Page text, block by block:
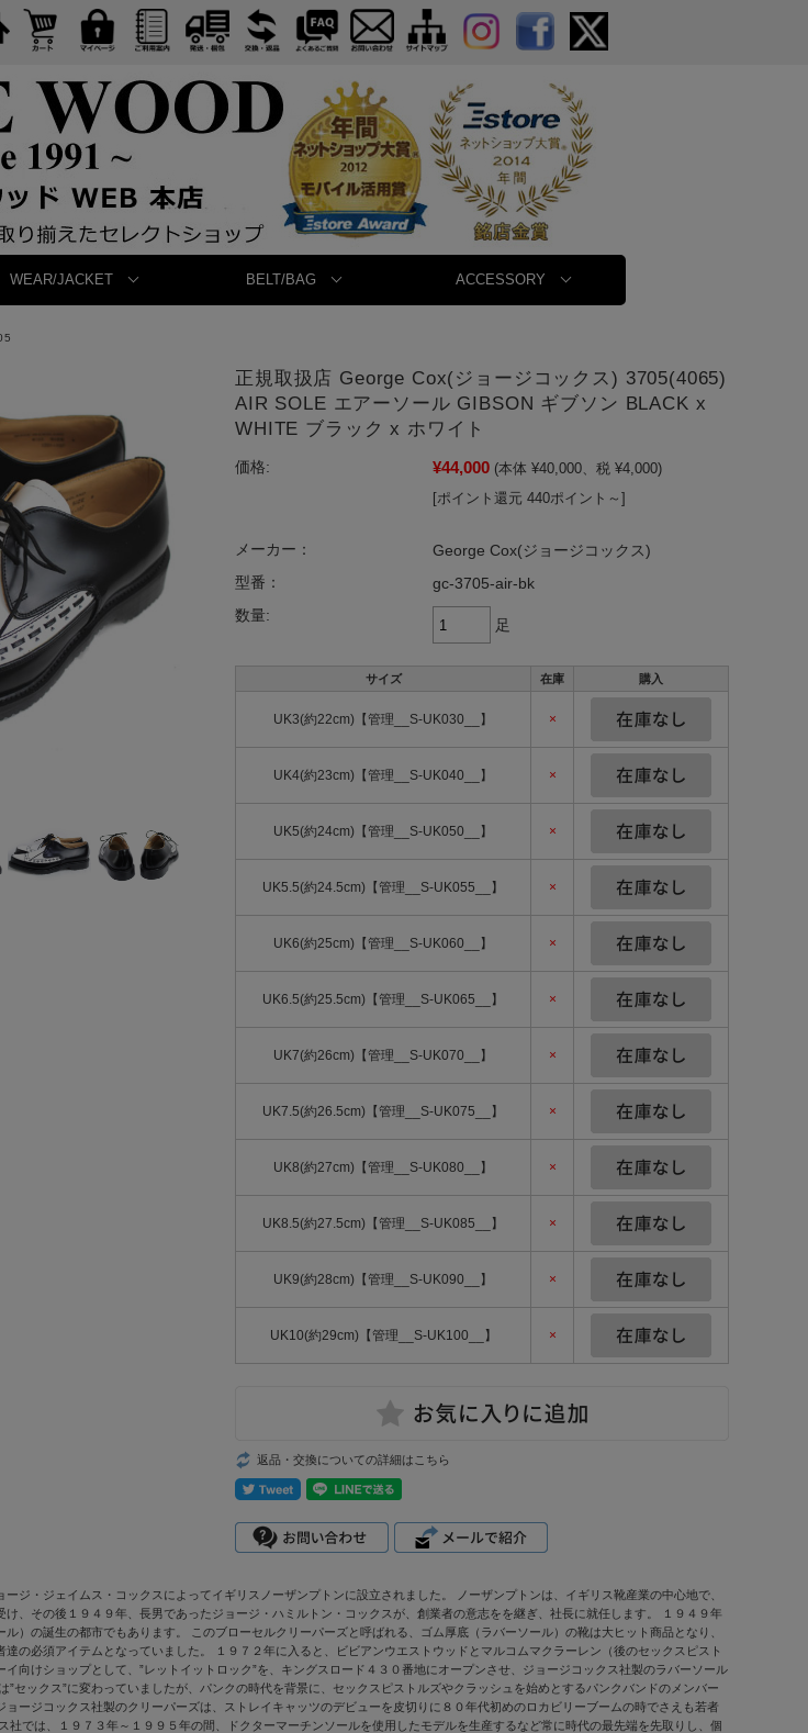
WEAR/JACKET BELT/BAG ACCESSORY
正規取扱店 George Cox(ジョージコックス) 3705(4065)
AIR SOLE エアーソール GIBSON ギブソン BLACK x
WHITE ブラック x ホワイト
価格: ¥44,000 (本体 ¥40,000、税 ¥4,000)
[ポイント還元 440ポイント～]
メーカー：
George Cox(ジョージコックス)
型番：
gc-3705-air-bk
数量:
足
サイズ 在庫 購入
UK3(約22cm)【管理__S-UK030__】 ×
UK4(約23cm)【管理__S-UK040__】 ×
UK5(約24cm)【管理__S-UK050__】 ×
UK5.5(約24.5cm)【管理__S-UK055__】 ×
UK6(約25cm)【管理__S-UK060__】 ×
UK6.5(約25.5cm)【管理__S-UK065__】 ×
UK7(約26cm)【管理__S-UK070__】 ×
UK7.5(約26.5cm)【管理__S-UK075__】 ×
UK8(約27cm)【管理__S-UK080__】 ×
UK8.5(約27.5cm)【管理__S-UK085__】 ×
UK9(約28cm)【管理__S-UK090__】 ×
UK10(約29cm)【管理__S-UK100__】 ×
返品・交換についての詳細はこちら
ジ・ジェイムス・コックスによってイギリスノーザンプトンに設立されました。 ノーザンプトンは、イギリス靴産業の中心地で、
、その後１９４９年、長男であったジョージ・ハミルトン・コックスが、創業者の意志をを継ぎ、社長に就任します。 １９４９年
）の誕生の都市でもあります。 このブローセルクリーパーズと呼ばれる、ゴム厚底（ラバーソール）の靴は大ヒット商品となり、
の必須アイテムとなっていました。 １９７２年に入ると、ビビアンウエストウッドとマルコムマクラーレン（後のセックスピスト
向けショップとして、”レットイットロック”を、キングスロード４３０番地にオープンさせ、ジョージコックス社製のラバーソール
”セックス”に変わっていましたが、パンクの時代を背景に、セックスピストルズやクラッシュを始めとするパンクバンドのメンバー
ージコックス社製のクリーパーズは、ストレイキャッツのデビューを皮切りに８０年代初めのロカビリーブームの時でさえも若者
社では、１９７３年～１９９５年の間、ドクターマーチンソールを使用したモデルを生産するなど常に時代の最先端を先取りし、個